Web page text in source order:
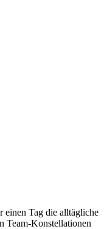
einen Tag die alltägliche
Team-Konstellationen